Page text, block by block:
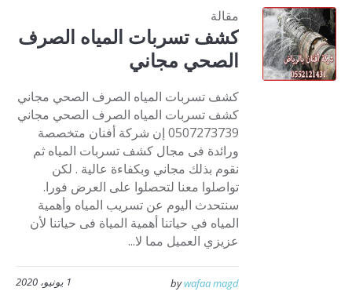
مقالة
كشف تسربات المياه الصرف
الصحي مجاني
كشف تسربات المياه الصرف الصحي مجاني
كشف تسربات المياه الصرف الصحي مجاني
0507273739 إن شركة أفنان متخصصة
ورائدة فى مجال كشف تسربات المياه ثم
نقوم بذلك مجاني وبكفاءة عالية . لكن
تواصلوا معنا لتحصلوا على العرض فورا.
سنتحدث اليوم عن تسريب المياه وأهمية
المياه في حياتنا أهمية المياة فى حياتنا لأن
عزيزي العميل مما لا...
1 يونيو، 2020 bywafaa magd